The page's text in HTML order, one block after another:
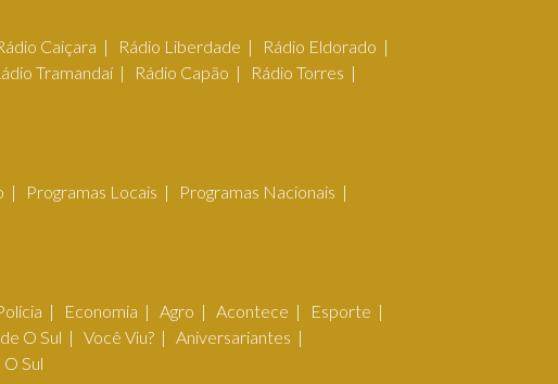
Caiçara Rádio Liberdade
Rádio Eldorado
Tramandaí Rádio Capão
Rádio Torres
Programas Locais
Programas Nacionais
Economia Agro Acontece
Esporte
O Sul Você Viu?
Aniversariantes
Sul